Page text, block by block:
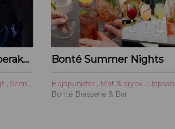
Bussresa – Kunglig operakväll vid Ulriksdal 2026
, Scen ,
Bonté Summer Nights
Höjdpunkter , Mat & dryck , Uppsala
Bonté Brasserie & Bar